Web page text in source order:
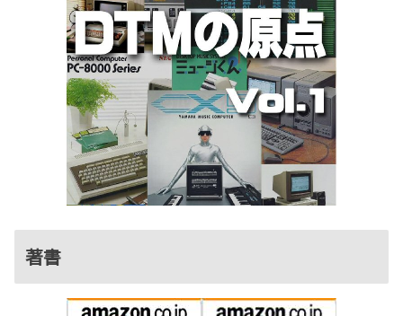
著書